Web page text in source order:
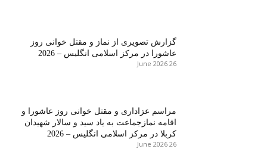
گزارش تصویری از نماز و مقتل خوانی روز
عاشورا در مرکز اسلامی انگلیس – 2026
26 June 2026
مراسم عزاداری و مقتل خوانی روز عاشورا و
اقامه نمازجماعت به یاد سید و سالار شهیدان
کربلا در مرکز اسلامی انگلیس – 2026
26 June 2026